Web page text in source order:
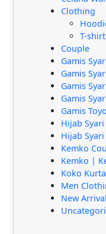
Clothing
T-
Couple
Gamis
Gamis
Gamis
Gamis
Gamis
Hijab
Hijab
Kemko
Kemko |
Koko
Men
New Arrival